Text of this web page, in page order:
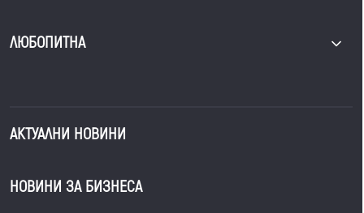
ЛЮБОПИТНА
АКТУАЛНИ НОВИНИ
НОВИНИ ЗА БИЗНЕСА